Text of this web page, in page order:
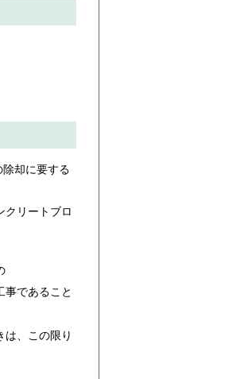
却に要する
クリートブロ
事であること
は、この限り